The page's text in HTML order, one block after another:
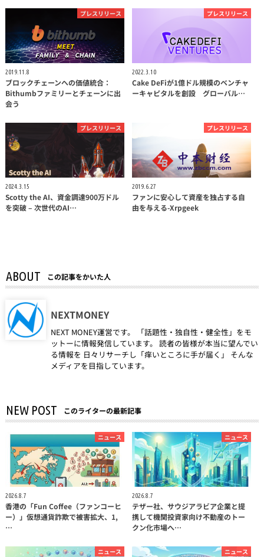
プレスリリース
2019.11.8
ブロックチェーンへの価値統合：
Bithumbファミリーとチェーンに出
会う
プレスリリース
2022.3.10
Cake DeFiが1億ドル規模のベンチャ
ーキャピタルを創設 グローバル…
プレスリリース
2024.3.15
Scotty the AI、資金調達900万ドル
を突破 – 次世代のAI…
プレスリリース
2019.6.27
ファンに安心して資産を独占する自
由を与える-Xrpgeek
ABOUT この記事をかいた人
NEXTMONEY
NEXT MONEY運営です。 「話題性・独自性・健全性」をモ
ットーに情報発信しています。 読者の皆様が本当に望んでい
る情報を 日々リサーチし「痒いところに手が届く」 そんな
メディアを目指しています。
NEW POST このライターの最新記事
ニュース
2026.8.7
香港の「Fun Coffee（ファンコーヒ
ー）」仮想通貨詐欺で被害拡大、1,
…
ニュース
2026.8.7
テザー社、サウジアラビア企業と提
携して機関投資家向け不動産のトー
クン化市場へ…
ニュース ニュース